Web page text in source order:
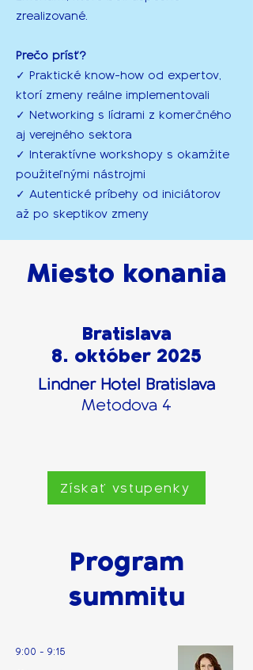
zrealizované.
Prečo prísť?
✓ Praktické know-how od expertov,
ktorí zmeny reálne implementovali
✓ Networking s lídrami z komerčného
aj verejného sektora
✓ Interaktívne workshopy s okamžite
použiteľnými nástrojmi
✓ Autentické príbehy od iniciátorov
až po skeptikov zmeny
Miesto konania
Bratislava
8. október 2025
Lindner Hotel Bratislava
Metodova 4
Získať vstupenky
Program
summitu
9:00 - 9:15